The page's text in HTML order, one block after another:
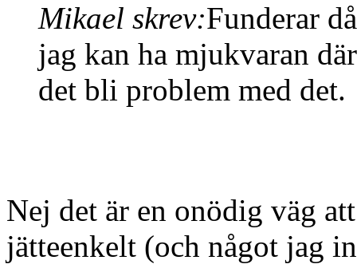
Mikael skrev:Funderar
jag kan ha mjukvaran
det bli problem med det.
Nej det är en onödig väg
jätteenkelt (och något jag